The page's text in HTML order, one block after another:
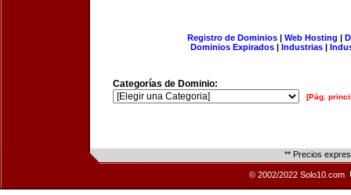
Registro de Dominios| Web Hosting |
Dominios Expirados | Industrias |
Categorías de Dominio:
[Pág.
** Precios
© 2002/2022 Solo10.com